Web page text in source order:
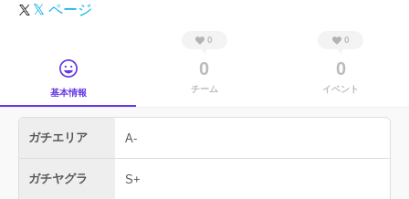
𝕏 ページ
基本情報
0
0
チーム
0
0
イベント
ガチエリア A-
ガチヤグラ S+